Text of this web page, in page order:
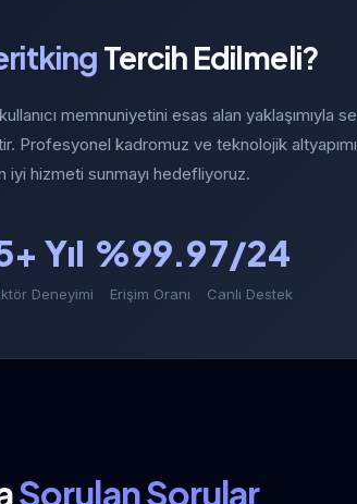
Tercih Edilmeli?
memnuniyetini esas alan yaklaşımıyla
Profesyonel kadromuz ve teknolojik
iyi hizmeti sunmayı hedefliyoruz.
Yıl
Deneyimi
%99.9
Erişim Oranı
7/24
Canlı Destek
Sorulan Sorular